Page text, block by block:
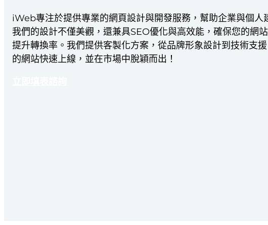
iWeb專注於提供專業的網頁設計與開發服務，幫助企業與個人
我們的設計不僅美觀，還兼具SEO優化與高效能，確保您的網
提升轉換率。我們提供客製化方案，從品牌形象設計到技術支
的網站快速上線，並在市場中脫穎而出！